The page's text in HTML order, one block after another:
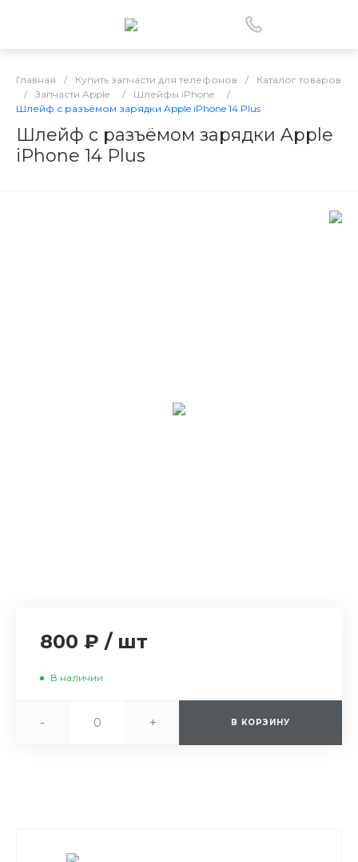
Главная / Купить запчасти для телефонов /
Каталог товаров
/
Запчасти Apple / Шлейфы iPhone
/
Шлейф с разъёмом зарядки Apple iPhone 14 Plus
Шлейф с разъёмом зарядки Apple
iPhone 14 Plus
800 ₽ / шт
В наличии
- + В КОРЗИНУ